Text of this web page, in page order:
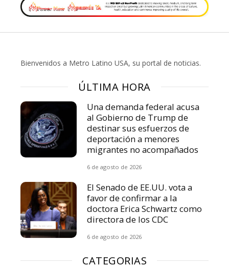
Bienvenidos a Metro Latino USA, su portal de noticias.
ÚLTIMA HORA
Una demanda federal acusa
al Gobierno de Trump de
destinar sus esfuerzos de
deportación a menores
migrantes no acompañados
6 de agosto de 2026
El Senado de EE.UU. vota a
favor de confirmar a la
doctora Erica Schwartz como
directora de los CDC
6 de agosto de 2026
CATEGORIAS